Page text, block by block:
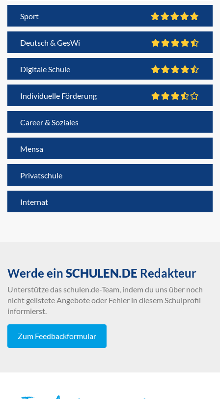
Sport
Deutsch & GesWi
Digitale Schule
Individuelle Förderung
Career & Soziales
Mensa
Privatschule
Internat
Werde ein SCHULEN.DE Redakteur
Unterstütze das schulen.de-Team, indem du uns über noch
nicht gelistete Angebote oder Fehler in diesem Schulprofil
informierst.
Zum Feedbackformular